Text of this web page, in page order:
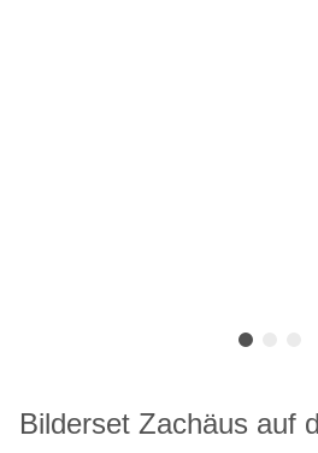
Bilderset Zachäus auf